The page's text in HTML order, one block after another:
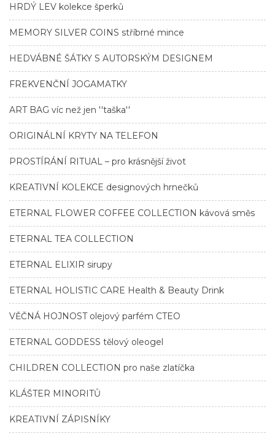
HRDÝ LEV kolekce šperků
MEMORY SILVER COINS stříbrné mince
HEDVÁBNÉ ŠÁTKY S AUTORSKÝM DESIGNEM
FREKVENČNÍ JOGAMATKY
ART BAG víc než jen ''taška''
ORIGINÁLNÍ KRYTY NA TELEFON
PROSTÍRÁNÍ RITUAL – pro krásnější život
KREATIVNÍ KOLEKCE designových hrnečků
ETERNAL FLOWER COFFEE COLLECTION kávová směs
ETERNAL TEA COLLECTION
ETERNAL ELIXIR sirupy
ETERNAL HOLISTIC CARE Health & Beauty Drink
VĚČNÁ HOJNOST olejový parfém CTEO
ETERNAL GODDESS tělový oleogel
CHILDREN COLLECTION pro naše zlatíčka
KLÁŠTER MINORITŮ
KREATIVNÍ ZÁPISNÍKY